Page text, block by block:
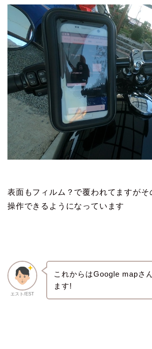
表面もフィルム？で覆われてますがそ
操作できるようになっています
エスト/EST
これからはGoogle mapさ
ます!